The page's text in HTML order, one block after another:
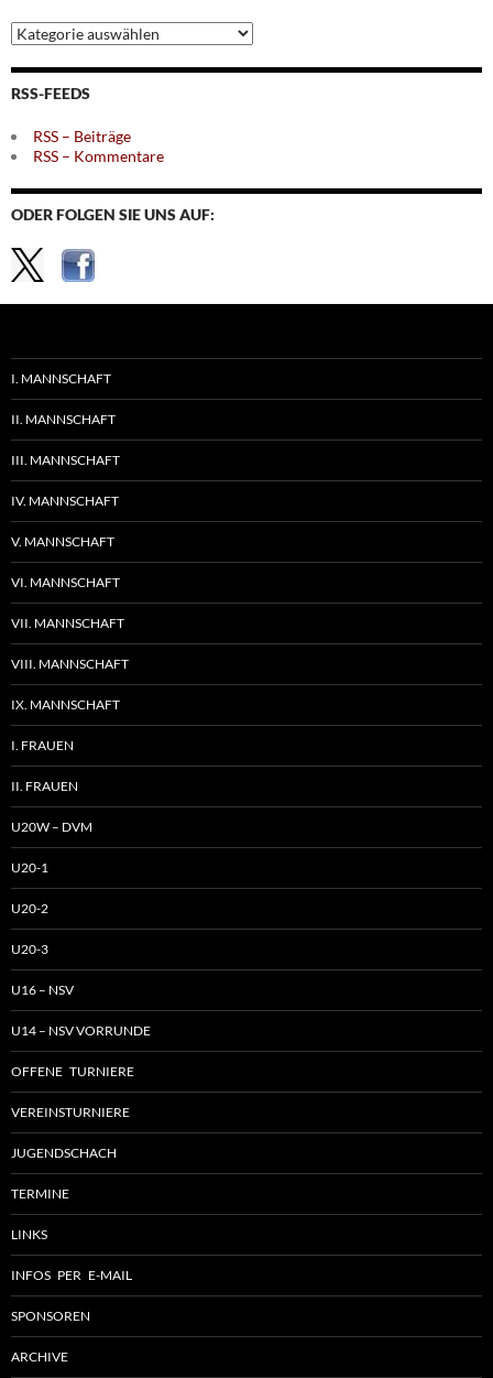
Archiv
nach
Themen
RSS-FEEDS
RSS – Beiträge
RSS – Kommentare
ODER FOLGEN SIE UNS AUF:
I. MANNSCHAFT
II. MANNSCHAFT
III. MANNSCHAFT
IV. MANNSCHAFT
V. MANNSCHAFT
VI. MANNSCHAFT
VII. MANNSCHAFT
VIII. MANNSCHAFT
IX. MANNSCHAFT
I. FRAUEN
II. FRAUEN
U20W – DVM
U20-1
U20-2
U20-3
U16 – NSV
U14 – NSV VORRUNDE
OFFENE TURNIERE
VEREINSTURNIERE
JUGENDSCHACH
TERMINE
LINKS
INFOS PER E-MAIL
SPONSOREN
ARCHIVE